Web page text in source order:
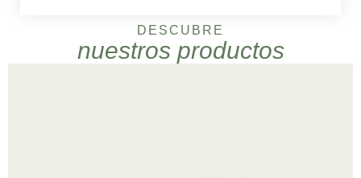
DESCUBRE
nuestros productos